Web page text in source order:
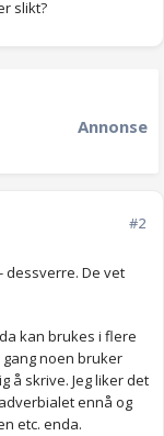
slikt?
Annonse
#2
dessverre. De vet
kan brukes i flere
gang noen bruker
å skrive. Jeg liker det
ennå og
etc. enda.